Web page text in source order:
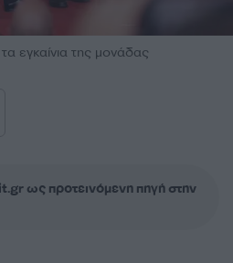
εγκαίνια της μονάδας
ως προτεινόμενη πηγή στην